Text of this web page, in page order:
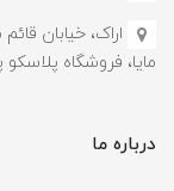
اراک، خیابان
مایا، فروشگاه
درباره ما